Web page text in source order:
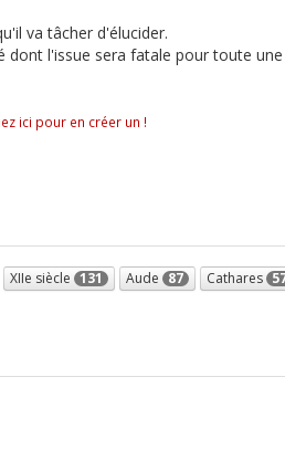
va tâcher d'élucider.
l'issue sera fatale pour toute
ici pour en créer un !
XIIe siècle 131 Aude 87 Cathares